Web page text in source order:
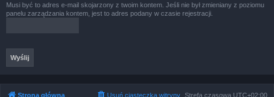
Musi być to adres e-mail skojarzony z twoim kontem. Jeśli nie był zmieniany z poziomu
panelu zarządzania kontem, jest to adres podany w czasie rejestracji.
Strona główna Strefa czasowa UTC+02:00
Usuń ciasteczka witryny